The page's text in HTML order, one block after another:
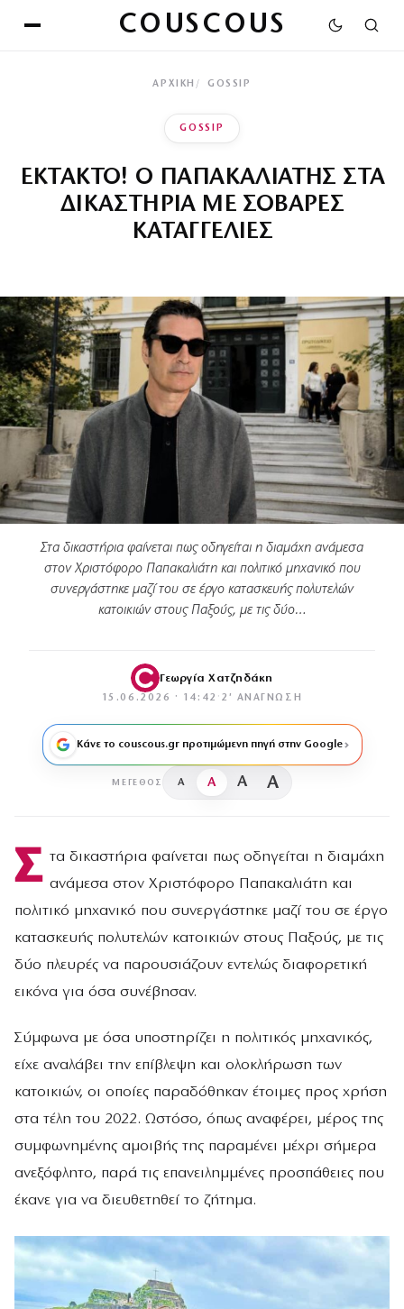
COUSCOUS
ΑΡΧΙΚΉ GOSSIP
GOSSIP
ΕΚΤΑΚΤΟ! Ο ΠΑΠΑΚΑΛΙΑΤΗΣ ΣΤΑ
ΔΙΚΑΣΤΗΡΙΑ ΜΕ ΣΟΒΑΡΕΣ
ΚΑΤΑΓΓΕΛΙΕΣ
Στα δικαστήρια φαίνεται πως οδηγείται η διαμάχη ανάμεσα
στον Χριστόφορο Παπακαλιάτη και πολιτικό μηχανικό που
συνεργάστηκε μαζί του σε έργο κατασκευής πολυτελών
κατοικιών στους Παξούς, με τις δύο…
Γεωργία Χατζηδάκη
15.06.2026 · 14:42 · 2′ ΑΝΆΓΝΩΣΗ
Κάνε το couscous.gr προτιμώμενη πηγή στην Google
ΜΈΓΕΘΟΣ A A A A
Σ τα δικαστήρια φαίνεται πως οδηγείται η διαμάχη
ανάμεσα στον Χριστόφορο Παπακαλιάτη και
πολιτικό μηχανικό που συνεργάστηκε μαζί του σε έργο
κατασκευής πολυτελών κατοικιών στους Παξούς, με τις
δύο πλευρές να παρουσιάζουν εντελώς διαφορετική
εικόνα για όσα συνέβησαν.
Σύμφωνα με όσα υποστηρίζει η πολιτικός μηχανικός,
είχε αναλάβει την επίβλεψη και ολοκλήρωση των
κατοικιών, οι οποίες παραδόθηκαν έτοιμες προς χρήση
στα τέλη του 2022. Ωστόσο, όπως αναφέρει, μέρος της
συμφωνημένης αμοιβής της παραμένει μέχρι σήμερα
ανεξόφλητο, παρά τις επανειλημμένες προσπάθειες που
έκανε για να διευθετηθεί το ζήτημα.